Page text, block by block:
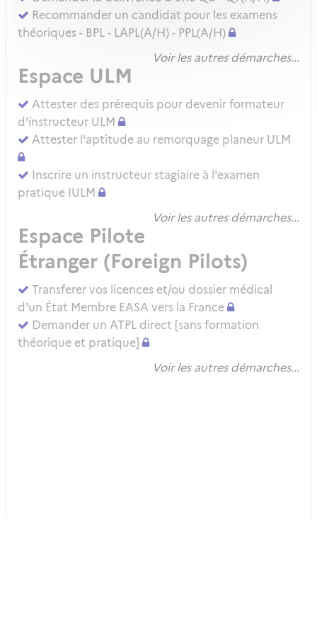
Recommander un candidat pour les examens
théoriques - BPL - LAPL(A/H) - PPL(A/H)
Voir les autres démarches...
Espace ULM
Attester des prérequis pour devenir formateur
d'instructeur ULM
Attester l'aptitude au remorquage planeur ULM
Inscrire un instructeur stagiaire à l'examen
pratique IULM
Voir les autres démarches...
Espace Pilote
Étranger (Foreign Pilots)
Transferer vos licences et/ou dossier médical
d'un État Membre EASA vers la France
Demander un ATPL direct [sans formation
théorique et pratique]
Voir les autres démarches...